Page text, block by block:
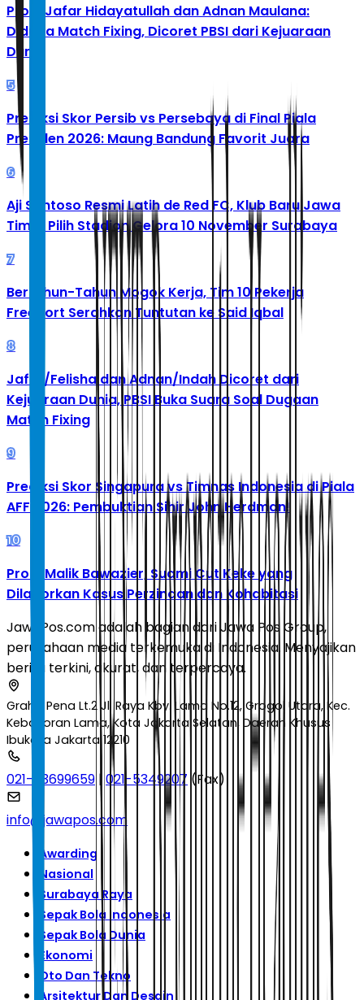
Profil Jafar Hidayatullah dan Adnan Maulana:
Diduga Match Fixing, Dicoret PBSI dari Kejuaraan
Dunia
5
Prediksi Skor Persib vs Persebaya di Final Piala
Presiden 2026: Maung Bandung Favorit Juara
6
Aji Santoso Resmi Latih de Red FC, Klub Baru Jawa
Timur Pilih Stadion Gelora 10 November Surabaya
7
Bertahun-Tahun Mogok Kerja, Tim 10 Pekerja
Freeport Serahkan Tuntutan ke Said Iqbal
8
Jafar/Felisha dan Adnan/Indah Dicoret dari
Kejuaraan Dunia, PBSI Buka Suara Soal Dugaan
Match Fixing
9
Prediksi Skor Singapura vs Timnas Indonesia di Piala
AFF 2026: Pembuktian Sihir John Herdman!
10
Profil Malik Bawazier, Suami Cut Keke yang
Dilaporkan Kasus Perzinaan dan Kohabitasi
JawaPos.com adalah bagian dari Jawa Pos Group,
perusahaan media terkemuka di Indonesia. Menyajikan
berita terkini, akurat, dan terpercaya.
Graha Pena Lt.2 Jl. Raya Kby. Lama No.12, Grogol Utara, Kec.
Kebayoran Lama, Kota Jakarta Selatan, Daerah Khusus
Ibukota Jakarta 12210
021-53699659 | 021-5349207 (Fax)
info@jawapos.com
Awarding
Nasional
Surabaya Raya
Sepak Bola Indonesia
Sepak Bola Dunia
Ekonomi
Oto Dan Tekno
Arsitektur Dan Desain